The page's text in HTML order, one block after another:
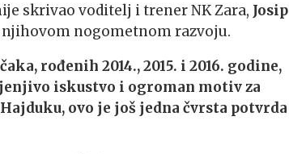
skrivao voditelj i trener NK Zara, Josip
njihovom nogometnom razvoju.
rođenih 2014., 2015. i 2016. godine,
iskustvo i ogroman motiv za
ovo je još jedna čvrsta potvrda